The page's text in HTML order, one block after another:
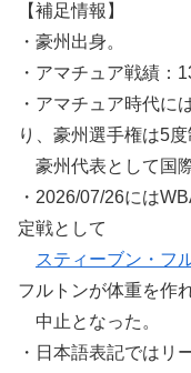
【補足情報】
・豪州出身。
・アマチュア戦績：
・アマチュア時代に
り、豪州選手権は5
豪州代表として国
・2026/07/26には
定戦として
スティーブン・フ
フルトンが体重を作
中止となった。
・日本語表記ではリ